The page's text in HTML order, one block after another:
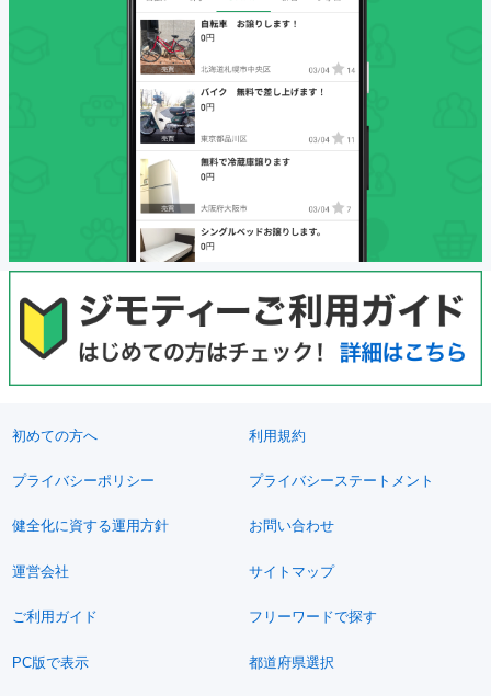
初めての方へ 利用規約
プライバシーポリシー プライバシーステートメント
健全化に資する運用方針 お問い合わせ
運営会社 サイトマップ
ご利用ガイド フリーワードで探す
PC版で表示 都道府県選択